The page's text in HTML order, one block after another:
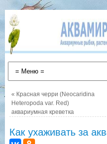
« Красная черри (Neocaridina
Heteropoda var. Red)
аквариумная креветка
Как ухаживать за